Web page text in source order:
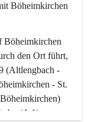
Böheimkirchen
Böheimkirchen
den Ort führt,
(Altlengbach -
- St.
(A 1).